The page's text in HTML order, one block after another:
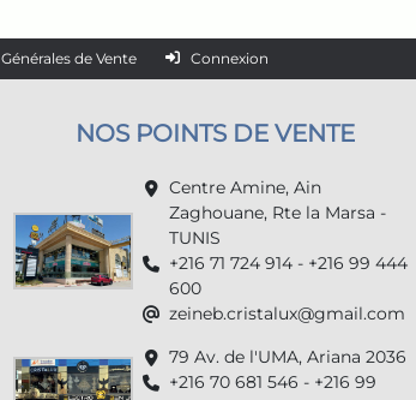
de Vente Connexion
NOS POINTS DE VENTE
Centre Amine, Ain
Zaghouane, Rte la Marsa -
TUNIS
+216 71 724 914 - +216 99 444
600
zeineb.cristalux@gmail.com
79 Av. de l'UMA, Ariana 2036
+216 70 681 546 - +216 99